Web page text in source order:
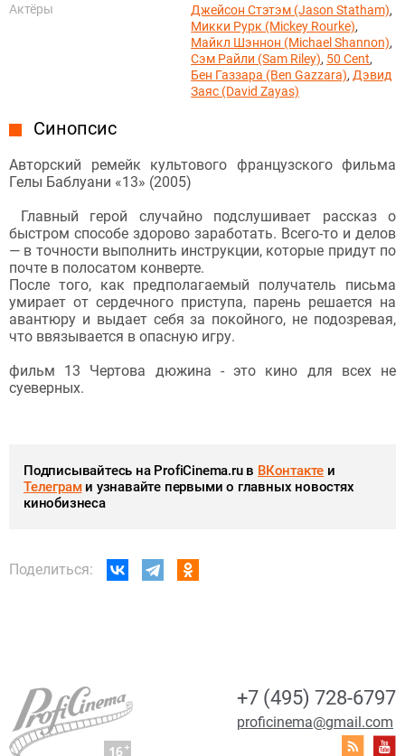
Актёры
Джейсон Стэтэм (Jason Statham),
Микки Рурк (Mickey Rourke),
Майкл Шэннон (Michael Shannon),
Сэм Райли (Sam Riley), 50 Cent,
Бен Газзара (Ben Gazzara), Дэвид
Заяс (David Zayas)
Синопсис
Авторский ремейк культового французского фильма
Гелы Баблуани «13» (2005)
Главный герой случайно подслушивает рассказ о
быстром способе здорово заработать. Всего-то и делов
— в точности выполнить инструкции, которые придут по
почте в полосатом конверте.
После того, как предполагаемый получатель письма
умирает от сердечного приступа, парень решается на
авантюру и выдает себя за покойного, не подозревая,
что ввязывается в опасную игру.
фильм 13 Чертова дюжина - это кино для всех не
суеверных.
Подписывайтесь на ProfiCinema.ru в ВКонтакте и
Телеграми узнавайте первыми о главных новостях
кинобизнеса
Поделиться:
+7 (495) 728-6797
proficinema@gmail.com